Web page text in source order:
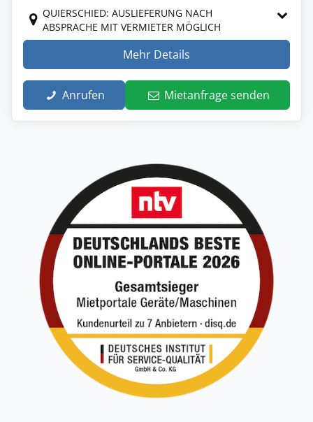
QUIERSCHIED: AUSLIEFERUNG NACH
ABSPRACHE MIT VERMIETER MÖGLICH
Mehr Details
Anrufen Mietanfrage senden